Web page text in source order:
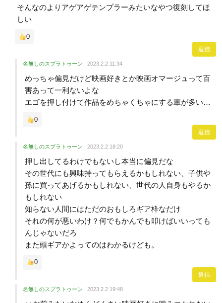
そんなのよりアゲアゲテンプラーみたいなやつ復刻してほ
しい
0
返信
名無しのスプラトゥーン 2023.2.2 11:34
めっちゃ偏見だけど映画好きとか映画オマージュって百
害あって一利ないよな
エゴを押し付けて作品をめちゃくちゃにする輩が多い…
0
返信
名無しのスプラトゥーン 2023.2.2 18:20
押し出してるわけでもないし本当に偏見だな
その世代にも興味持ってもらえるかもしれない、子供や
孫に買ってあげるかもしれない、世代の人自身もやるか
もしれない
知らない人間にはただのおもしろギア枠なだけ
それの何が悪いわけ？何でもかんでも叩けばいいっても
んじゃないだろ
また頭ギアかよってのはわかるけども。
0
返信
名無しのスプラトゥーン 2023.2.2 19:48